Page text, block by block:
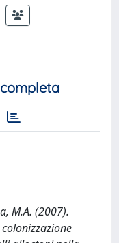
M.A. (2007).